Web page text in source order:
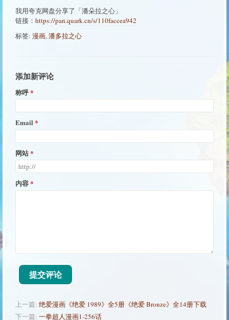
我用夸克网盘分享了「潘朵拉之心」
链接： https://pan.quark.cn/s/110faccea942
标签: 漫画,潘多拉之心
添加新评论
称呼
Email
网站
内容
提交评论
上一篇: 绝爱漫画《绝爱 1989》全5册《绝爱 Bronze》全14册下载
下一篇: 一拳超人漫画1-256话